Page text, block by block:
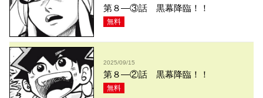
第８—③話 黒幕降臨！！
無料
2025/09/15
第８—②話 黒幕降臨！！
無料